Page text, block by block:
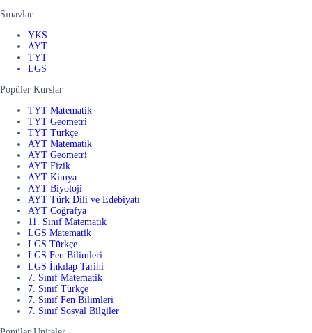
Sınavlar
YKS
AYT
TYT
LGS
Popüler Kurslar
TYT Matematik
TYT Geometri
TYT Türkçe
AYT Matematik
AYT Geometri
AYT Fizik
AYT Kimya
AYT Biyoloji
AYT Türk Dili ve Edebiyatı
AYT Coğrafya
11. Sınıf Matematik
LGS Matematik
LGS Türkçe
LGS Fen Bilimleri
LGS İnkılap Tarihi
7. Sınıf Matematik
7. Sınıf Türkçe
7. Sınıf Fen Bilimleri
7. Sınıf Sosyal Bilgiler